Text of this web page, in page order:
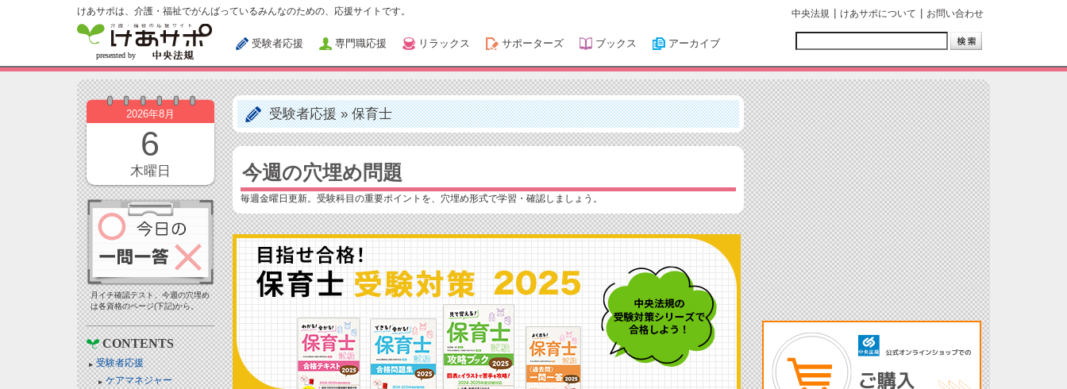
けあサポは、介護・福祉でがんばっているみんなのための、応援サイトです。
受験者応援 専門職応援 リラックス サポーターズ ブックス アーカイブ
中央法規 けあサポについて お問い合わせ
2026年8月
6
木曜日
月イチ確認テスト、今週の穴埋め
は各資格のページ(下記)から。
CONTENTS
受験者応援
ケアマネジャー
受験者応援»保育士
今週の穴埋め問題
毎週金曜日更新。受験科目の重要ポイントを、穴埋め形式で学習・確認しましょう。